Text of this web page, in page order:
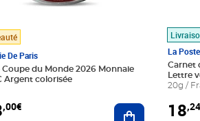
De Paris
Coupe du Monde 2026 Monnaie
Argent colorisée
,00€ Ajouter au
La Poste
Carnet
Lettre
20g /
18